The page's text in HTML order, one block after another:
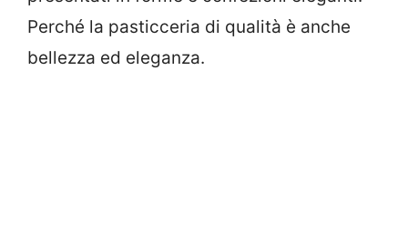
Perché la pasticceria di qualità è anche
bellezza ed eleganza.